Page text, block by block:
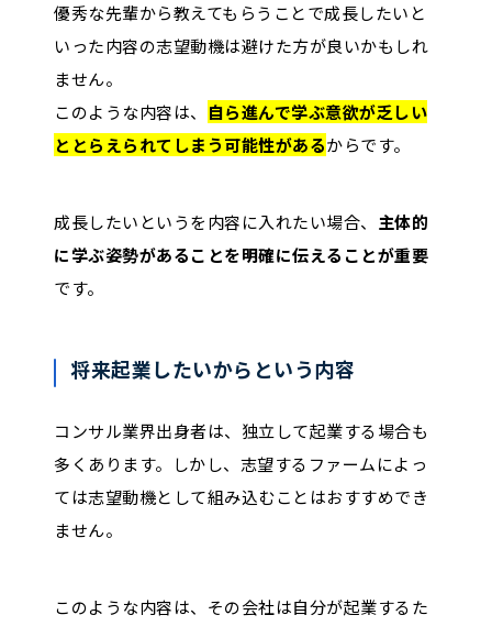
優秀な先輩から教えてもらうことで成長したいと
いった内容の志望動機は避けた方が良いかもしれ
ません。
このような内容は、
自ら進んで学ぶ意欲が乏しい
ととらえられてしまう可能性があるからです。
成長したいというを内容に入れたい場合、 主体的
に学ぶ姿勢があることを明確に伝えることが重要
です。
将来起業したいからという内容
コンサル業界出身者は、独立して起業する場合も
多くあります。しかし、志望するファームによっ
ては志望動機として組み込むことはおすすめでき
ません。
このような内容は、その会社は自分が起業するた